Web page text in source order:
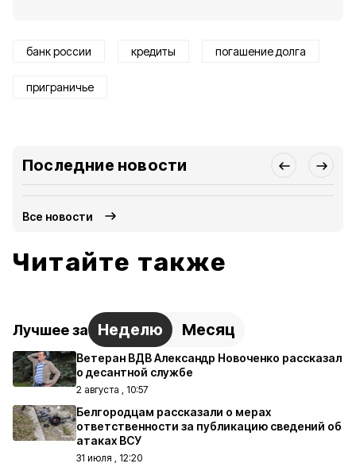
банк россии кредиты погашение долга
приграничье
Последние новости
Все новости
Читайте также
Лучшее за Неделю Месяц
Ветеран ВДВ Александр Новоченко рассказал
о десантной службе
2 августа , 10:57
Белгородцам рассказали о мерах
ответственности за публикацию сведений об
атаках ВСУ
31 июля , 12:20